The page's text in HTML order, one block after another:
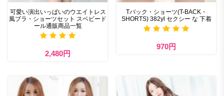
可愛い演出いっぱいのウエイトレス
風ブラ・ショーツセット スベビード
ール通販商品一覧
2,480円
Tバック・ショーツ(T-BACK・
SHORTS) 382yl セクシー な 下着
970円